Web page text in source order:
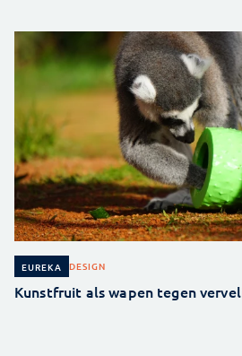
EUREKA DESIGN
Kunstfruit als wapen tegen